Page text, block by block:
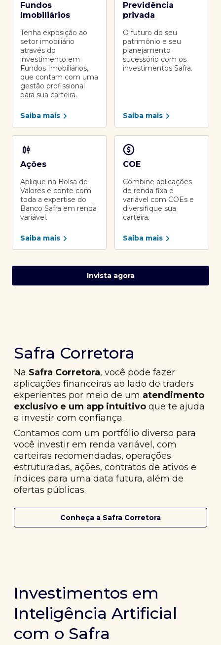
Fundos
Imobiliários
Tenha exposição ao
setor imobiliário
através do
investimento em
Fundos Imobiliários,
que contam com uma
gestão profissional
para sua carteira.
Saiba mais
Previdência
privada
O futuro do seu
patrimônio e seu
planejamento
sucessório com os
investimentos Safra.
Saiba mais
Ações
Aplique na Bolsa de
Valores e conte com
toda a expertise do
Banco Safra em renda
variável.
Saiba mais
COE
Combine aplicações
de renda fixa e
variável com COEs e
diversifique sua
carteira.
Saiba mais
Invista agora
Safra Corretora
Na Safra Corretora, você pode fazer
aplicações financeiras ao lado de traders
experientes por meio de um atendimento
exclusivo e um app intuitivo que te ajuda
a investir com confiança.
Contamos com um portfólio diverso para
você investir em renda variável, com
carteiras recomendadas, operações
estruturadas, ações, contratos de ativos e
índices para uma data futura, além de
ofertas públicas.
Conheça a Safra Corretora
Investimentos em
Inteligência Artificial
com o Safra